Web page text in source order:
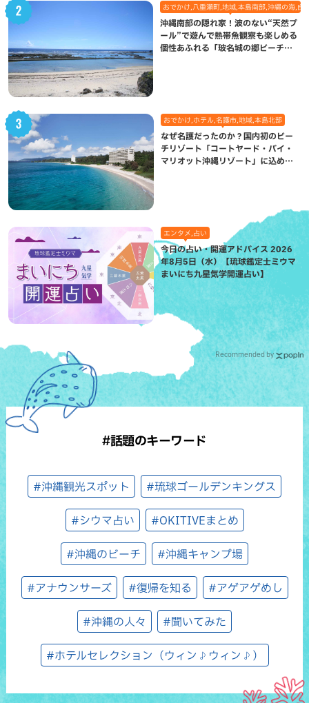
おでかけ,八重瀬町,地域,本島南部,沖縄の海,自
沖縄南部の隠れ家！波のない“天然プ
ール”で遊んで熱帯魚観察も楽しめる
個性あふれる「玻名城の郷ビーチ」
おでかけ,ホテル,名護市,地域,本島北部
なぜ名護だったのか？国内初のビー
チリゾート「コートヤード・バイ・
マリオット沖縄リゾート」に込めら
エンタメ,占い
今日の占い・開運アドバイス 2026
年8月5日（水）【琉球鑑定士ミウマ
まいにち九星気学開運占い】
Recommended by
#話題のキーワード
#沖縄観光スポット #琉球ゴールデンキングス
#シウマ占い #OKITIVEまとめ
#沖縄のビーチ #沖縄キャンプ場
#アナウンサーズ #復帰を知る #アゲアゲめし
#沖縄の人々 #聞いてみた
#ホテルセレクション（ウィン♪ウィン♪）